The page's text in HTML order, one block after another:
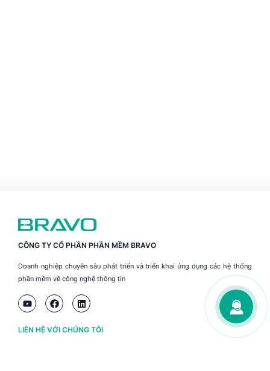
CÔNG TY CỔ PHẦN PHẦN MỀM BRAVO
Doanh nghiệp chuyên sâu phát triển và triển khai ứng dụng các hệ thống
phần mềm về công nghệ thông tin
LIÊN HỆ VỚI CHÚNG TÔI